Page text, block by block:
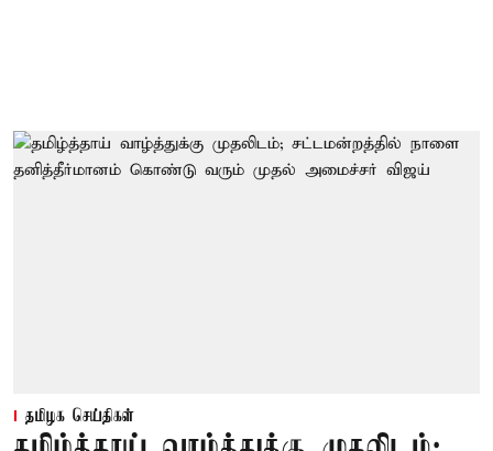
தமிழக செய்திகள்